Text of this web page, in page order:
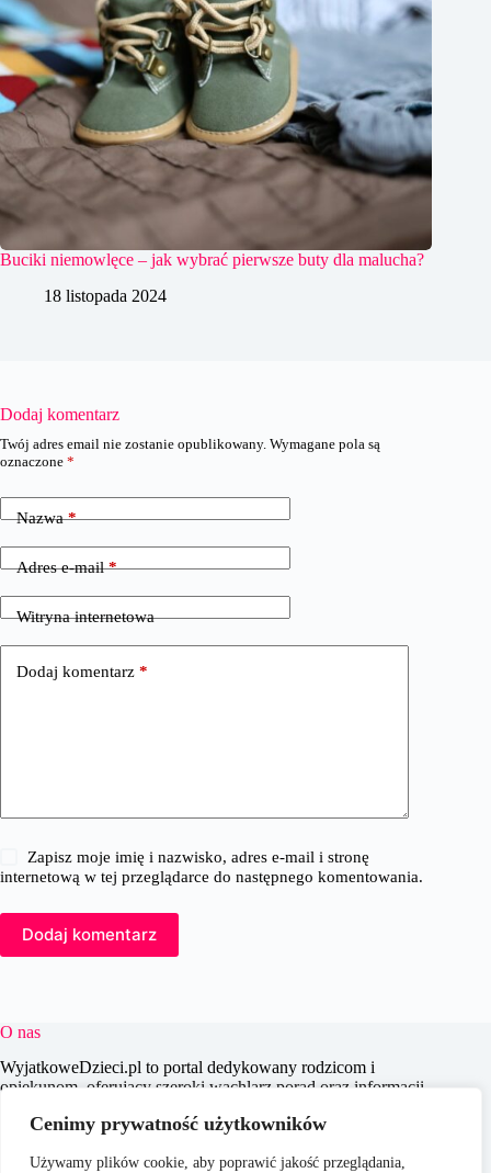
Cenimy prywatność użytkowników
Używamy plików cookie, aby poprawić jakość przeglądania,
Buciki niemowlęce – jak wybrać pierwsze buty dla malucha?
18 listopada 2024
Dodaj komentarz
Twój adres email nie zostanie opublikowany. Wymagane pola są
oznaczone *
Nazwa*
Adres e-mail*
Witryna internetowa
Dodaj komentarz *
Zapisz moje imię i nazwisko, adres e-mail i stronę
internetową w tej przeglądarce do następnego komentowania.
Dodaj komentarz
O nas
WyjatkoweDzieci.pl to portal dedykowany rodzicom i
opiekunom, oferujący szeroki wachlarz porad oraz informacji
celem jest wspieranie dorosłych w codziennych wyzwaniach
praktycznych treści, które pomagają w świadomym i